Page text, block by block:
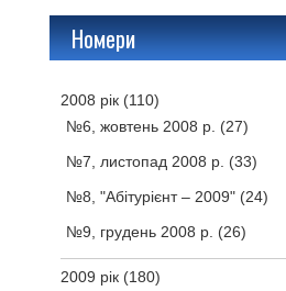
Номери
2008 рік (110)
№6, жовтень 2008 р. (27)
№7, листопад 2008 р. (33)
№8, "Абітурієнт – 2009" (24)
№9, грудень 2008 р. (26)
2009 рік (180)